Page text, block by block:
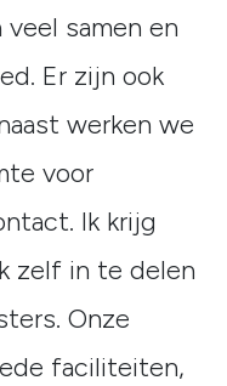
samen en
Er zijn ook
werken we
voor
Ik krijg
zelf in te delen
Onze
faciliteiten,